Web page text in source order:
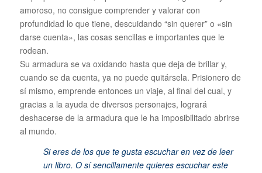
amoroso, no consigue comprender y valorar con
profundidad lo que tiene, descuidando “sin querer” o «sin
darse cuenta», las cosas sencillas e importantes que le
rodean.
Su armadura se va oxidando hasta que deja de brillar y,
cuando se da cuenta, ya no puede quitársela. Prisionero de
sí mismo, emprende entonces un viaje, al final del cual, y
gracias a la ayuda de diversos personajes, logrará
deshacerse de la armadura que le ha imposibilitado abrirse
al mundo.
Si eres de los que te gusta escuchar en vez de leer
un libro. O sí sencillamente quieres escuchar este